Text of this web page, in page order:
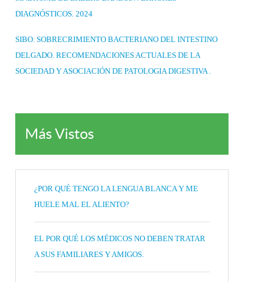
DIAGNÓSTICOS. 2024
SIBO. SOBRECRIMIENTO BACTERIANO DEL INTESTINO
DELGADO. RECOMENDACIONES ACTUALES DE LA
SOCIEDAD Y ASOCIACIÓN DE PATOLOGIA DIGESTIVA .
Más Vistos
¿POR QUÉ TENGO LA LENGUA BLANCA Y ME
HUELE MAL EL ALIENTO?
EL POR QUÉ LOS MÉDICOS NO DEBEN TRATAR
A SUS FAMILIARES Y AMIGOS.